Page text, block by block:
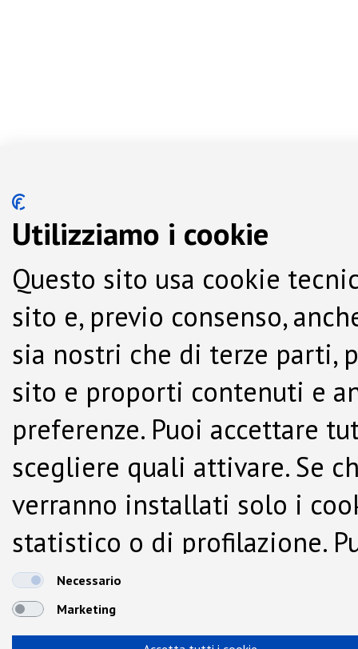
Utilizziamo i cookie
Questo sito usa cookie
sito e, previo consenso,
sia nostri che di terze parti,
sito e proporti contenuti e
preferenze. Puoi accettare
scegliere quali attivare. Se
verranno installati solo i
statistico o di profilazione.
dalla Cookie Policy.
Necessario
Marketing